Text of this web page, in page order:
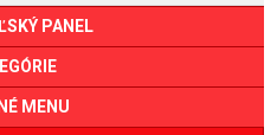
PANEL
MENU